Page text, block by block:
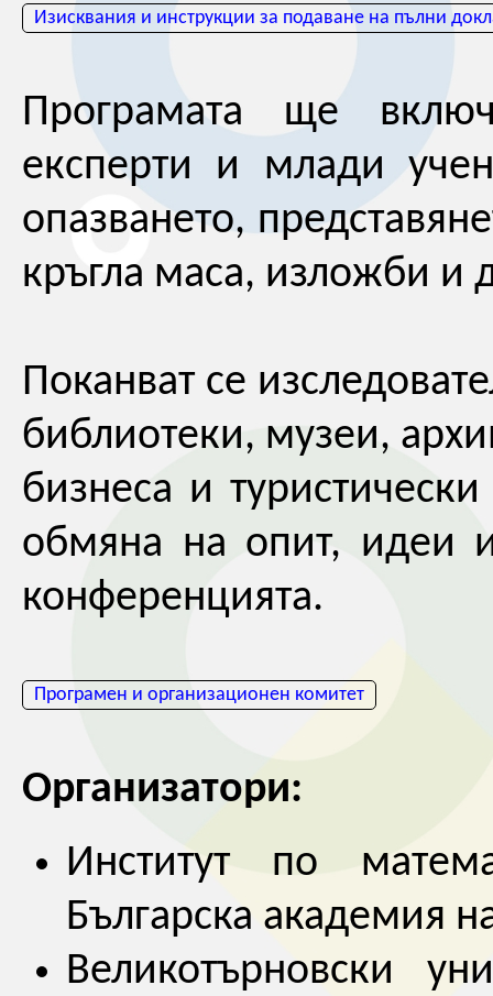
Изисквания и инструкции за подаване на пълни
Програмата ще
експерти и млади
опазването,
кръгла маса, изложби и
Поканват се
библиотеки, музеи,
бизнеса и
обмяна на опит, идеи
конференцията.
Програмен и организационен комитет
Организатори:
Институт по
Българска академия
Великотърновски